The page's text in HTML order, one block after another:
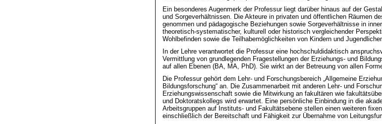
Ein besonderes Augenmerk der Professur liegt darüber hinaus auf der
und Sorgeverhältnissen. Die Akteure in privaten und öffentlichen Räumen
genommen und pädagogische Beziehungen sowie Sorgeverhältnisse in
theoretisch-systematischer, kulturell oder historisch vergleichender
Wohlbefinden sowie die Teilhabemöglichkeiten von Kindern und
In der Lehre verantwortet die Professur eine hochschuldidaktisch
Vermittlung von grundlegenden Fragestellungen der Erziehungs- und
auf allen Ebenen (BA, MA, PhD). Sie wirkt an der Betreuung von allen
Die Professur gehört dem Lehr- und Forschungsbereich „Allgemeine
Bildungsforschung“ an. Die Zusammenarbeit mit anderen Lehr- und
Erziehungswissenschaft sowie die Mitwirkung an fakultären wie
und Doktoratskollegs wird erwartet. Eine persönliche Einbindung in die
Arbeitsgruppen auf Instituts- und Fakultätsebene stellen einen weiteren
einschließlich der Bereitschaft und Fähigkeit zur Übernahme von